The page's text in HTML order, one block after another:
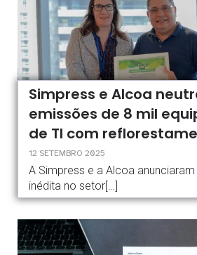
Simpress e Alcoa
emissões de 8 mil
de TI com
12 SETEMBRO 2025
A Simpress e a Alcoa
inédita no setor[…]